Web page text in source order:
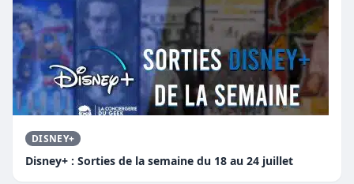
DISNEY+
Disney+ : Sorties de la semaine du 18 au 24 juillet